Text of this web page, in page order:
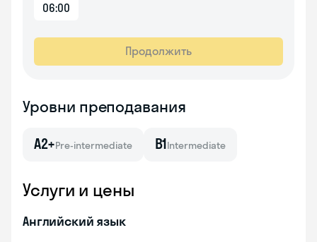
06:00
Продолжить
Уровни преподавания
A2+Pre-intermediate B1Intermediate
Услуги и цены
Английский язык